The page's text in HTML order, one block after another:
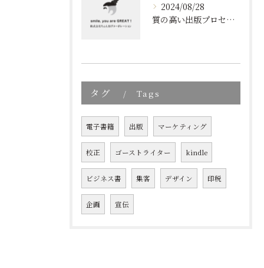
2024/08/28
質の高い出版プロセスの秘密
タグ Tags
電子書籍 出版 マーケティング
校正 ゴーストライター kindle
ビジネス書 集客 デザイン 印税
企画 宣伝